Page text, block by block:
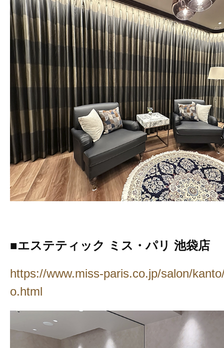
■エステティック ミス・パリ 池袋店
https://www.miss-paris.co.jp/salon/
o.html